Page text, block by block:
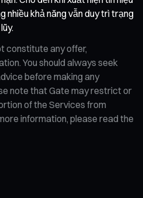
khả năng vẫn duy trì trạng
constitute any offer,
You should always seek
before making any
note that Gate may restrict or
of the Services from
information, please read the